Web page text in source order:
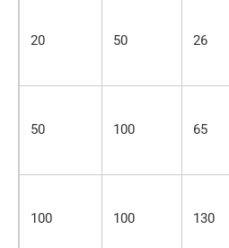
20 50 26
50 100 65
100 100 130